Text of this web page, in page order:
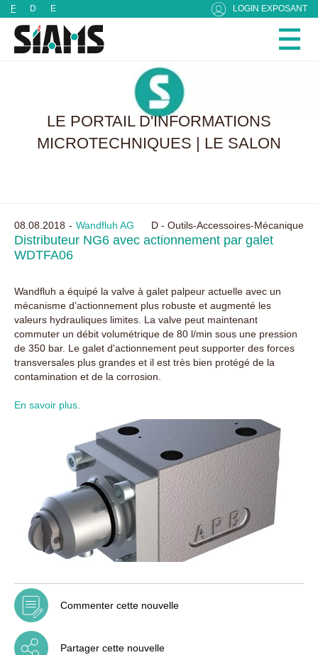
F D E LOGIN EXPOSANT
LE PORTAIL D'INFORMATIONS
MICROTECHNIQUES | LE SALON
08.08.2018 Wandfluh AG D - Outils-Accessoires-Mécanique
Distributeur NG6 avec actionnement par galet
WDTFA06
Wandfluh a équipé la valve à galet palpeur actuelle avec un
mécanisme d’actionnement plus robuste et augmenté les
valeurs hydrauliques limites. La valve peut maintenant
commuter un débit volumétrique de 80 l/min sous une pression
de 350 bar. Le galet d'actionnement peut supporter des forces
transversales plus grandes et il est très bien protégé de la
contamination et de la corrosion.
En savoir plus.
Commenter cette nouvelle
Partager cette nouvelle
Panneau de gestion des cookies